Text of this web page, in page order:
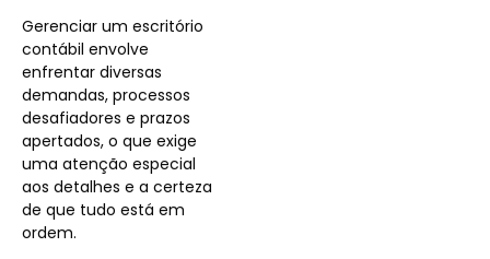
Gerenciar um escritório
contábil envolve
enfrentar diversas
demandas, processos
desafiadores e prazos
apertados, o que exige
uma atenção especial
aos detalhes e a certeza
de que tudo está em
ordem.